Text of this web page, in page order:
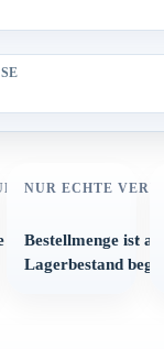
und strukturierter
NUR ECHTE
Bestellmenge ist
Lagerbestand